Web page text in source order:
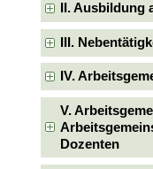
II.
III.
IV.
V.
Dozenten